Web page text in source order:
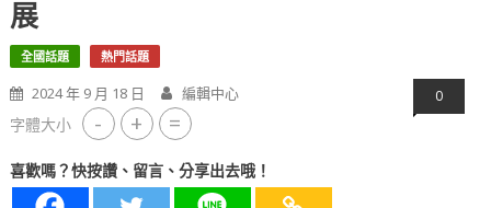
展
全國話題 熱門話題
2024 年 9 月 18 日 編輯中心 0
字體大小 - + =
喜歡嗎？快按讚、留言、分享出去哦！